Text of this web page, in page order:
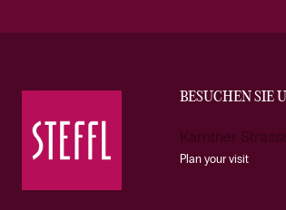
BESUCHEN SIE
Kärntner
Plan your visit